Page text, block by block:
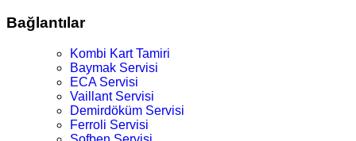
Bağlantılar
Kombi Kart Tamiri
Baymak Servisi
ECA Servisi
Vaillant Servisi
Demirdöküm Servisi
Ferroli Servisi